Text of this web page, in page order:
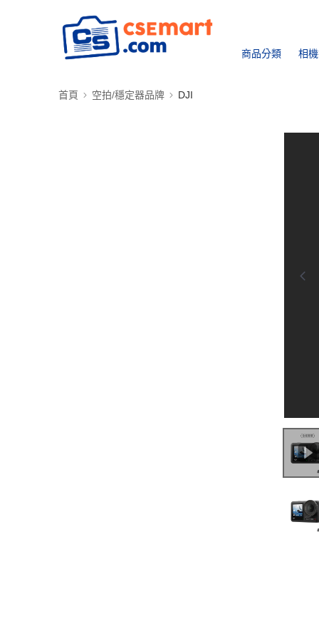
商品分類 相
首頁 空拍/穩定器品牌 DJI